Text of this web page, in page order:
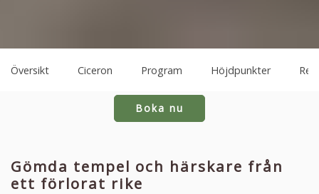
Översikt Ciceron Program Höjdpunkter
Boka nu
Gömda tempel och härskare från
ett förlorat rike